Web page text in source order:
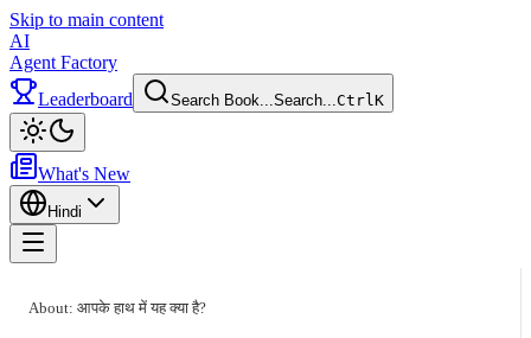
Skip to main content
AI
Agent Factory
Leaderboard
Search Book...Search...CtrlK
What's New
Hindi
About: आपके हाथ में यह क्या है?